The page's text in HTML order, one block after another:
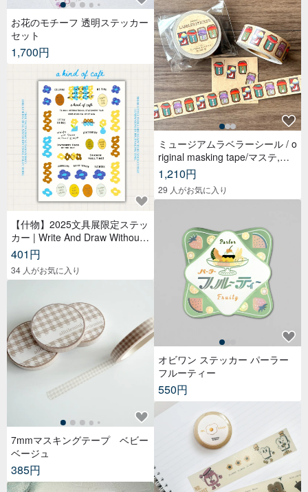
お花のモチーフ 透明ステッカー
セット
1,700円
【什物】2025文具展限定ステッ
カー | Write And Draw Without
Limited
401円
34 人がお気に入り
7mmマスキングテープ ベビー
ベージュ
385円
ミュージアムラベラーシール / o
riginal masking tape/マステ,美
纹纸胶带,文具,ステーショナリ
ー,紙もの,紙膠帶,贴纸
1,210円
29 人がお気に入り
オビワン ステッカー パーラー
フルーティー
550円